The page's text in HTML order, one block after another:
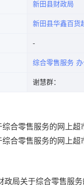
新田县财政局
新田县华鑫百货
综合零售服务
谢慧群：
合零售服务的网上超
合零售服务的网上超
政局关于综合零售服